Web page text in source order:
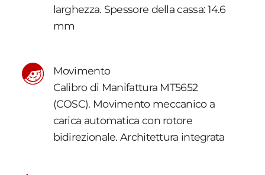
larghezza. Spessore della cassa: 14.6
mm
Movimento
Calibro di Manifattura MT5652
(COSC). Movimento meccanico a
carica automatica con rotore
bidirezionale. Architettura integrata